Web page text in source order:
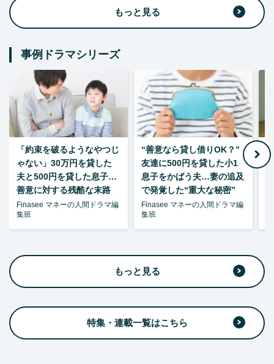
もっと見る
事例ドラマシリーズ
「約束を破るようなやつじ
ゃない」30万円を貸した
夫と500円を貸した息子…
善意に対する残酷な末路
Finasee マネーの人間ドラマ編
集班
“善意なら貸し借りOK？”
友達に500円を貸した小1
息子をかばう夫…妻の追及
で発覚した“重大な秘密”
Finasee マネーの人間ドラマ編
集班
もっと見る
特集・連載一覧はこちら